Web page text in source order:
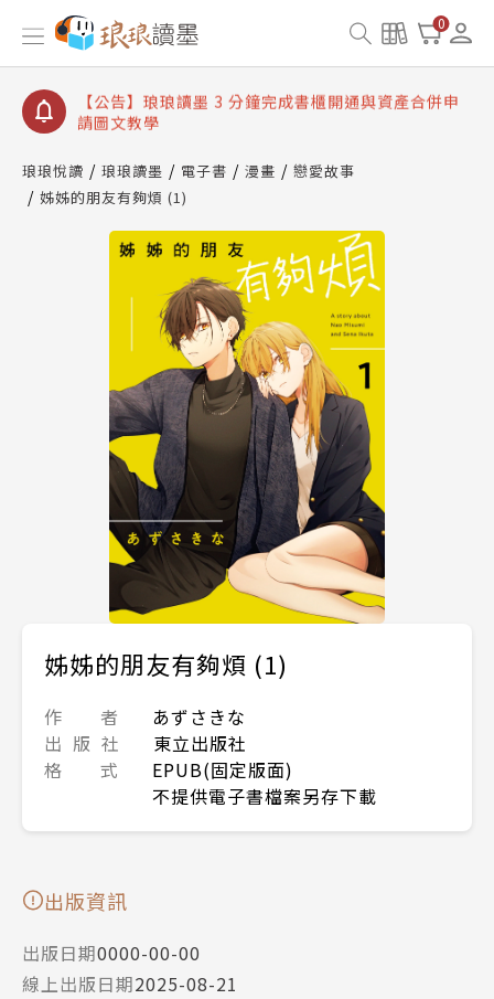
0
【公告】琅琅讀墨數位閱讀資產合併與書櫃開通申請
【公告】琅琅讀墨書櫃開通常見問題
【公告】琅琅讀墨 3 分鐘完成書櫃開通與資產合併申
請圖文教學
查詢
【公告】琅琅讀墨數位閱讀資產合併與書櫃開通申請
琅琅悅讀 琅琅讀墨 電子書 漫畫
戀愛故事
姊姊的朋友有夠煩 (1)
姊姊的朋友有夠煩 (1)
作 者
あずさきな
出 版 社
東立出版社
格 式
EPUB(固定版面)
不提供電子書檔案另存下載
出版資訊
出版日期0000-00-00
線上出版日期2025-08-21